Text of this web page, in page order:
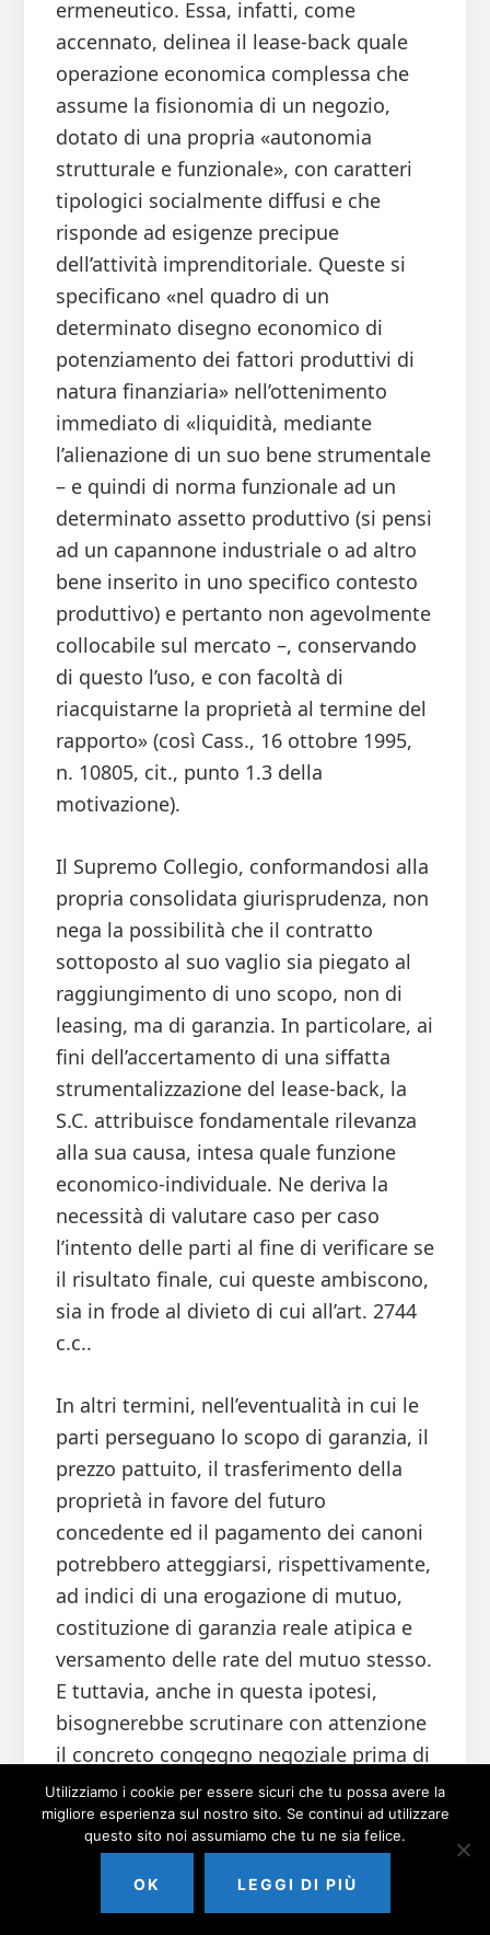
ermeneutico. Essa, infatti, come
accennato, delinea il lease-back quale
operazione economica complessa che
assume la fisionomia di un negozio,
dotato di una propria «autonomia
strutturale e funzionale», con caratteri
tipologici socialmente diffusi e che
risponde ad esigenze precipue
dell’attività imprenditoriale. Queste si
specificano «nel quadro di un
determinato disegno economico di
potenziamento dei fattori produttivi di
natura finanziaria» nell’ottenimento
immediato di «liquidità, mediante
l’alienazione di un suo bene strumentale
– e quindi di norma funzionale ad un
determinato assetto produttivo (si pensi
ad un capannone industriale o ad altro
bene inserito in uno specifico contesto
produttivo) e pertanto non agevolmente
collocabile sul mercato –, conservando
di questo l’uso, e con facoltà di
riacquistarne la proprietà al termine del
rapporto» (così Cass., 16 ottobre 1995,
n. 10805, cit., punto 1.3 della
motivazione).
Il Supremo Collegio, conformandosi alla
propria consolidata giurisprudenza, non
nega la possibilità che il contratto
sottoposto al suo vaglio sia piegato al
raggiungimento di uno scopo, non di
leasing, ma di garanzia. In particolare, ai
fini dell’accertamento di una siffatta
strumentalizzazione del lease-back, la
S.C. attribuisce fondamentale rilevanza
alla sua causa, intesa quale funzione
economico-individuale. Ne deriva la
necessità di valutare caso per caso
l’intento delle parti al fine di verificare se
il risultato finale, cui queste ambiscono,
sia in frode al divieto di cui all’art. 2744
c.c..
In altri termini, nell’eventualità in cui le
parti perseguano lo scopo di garanzia, il
prezzo pattuito, il trasferimento della
proprietà in favore del futuro
concedente ed il pagamento dei canoni
potrebbero atteggiarsi, rispettivamente,
ad indici di una erogazione di mutuo,
costituzione di garanzia reale atipica e
versamento delle rate del mutuo stesso.
E tuttavia, anche in questa ipotesi,
bisognerebbe scrutinare con attenzione
il concreto congegno negoziale prima di
pervenire a non adeguatamente
ponderate conclusioni sulla sua
(il)liceità.
Essendo non sempre agevole condurre
Utilizziamo i cookie per essere sicuri che tu possa avere la
migliore esperienza sul nostro sito. Se continui ad utilizzare
questo sito noi assumiamo che tu ne sia felice.
OK LEGGI DI PIÙ